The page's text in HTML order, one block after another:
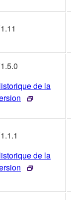
de la
de la